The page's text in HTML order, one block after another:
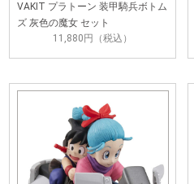
VAKIT プラトーン 装甲騎兵ボトム
ズ 灰色の魔女 セット
11,880円（税込）